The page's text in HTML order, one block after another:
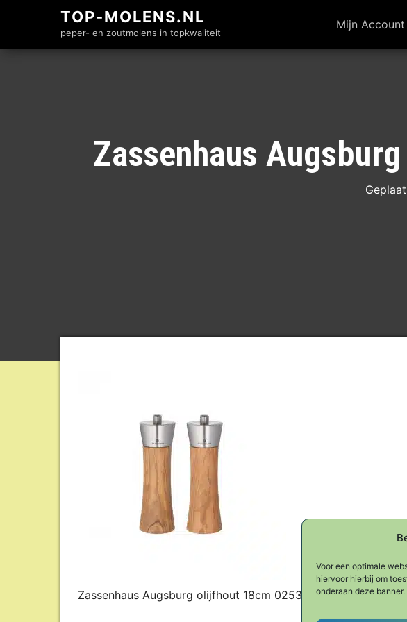
Voor een optimale
hiervoor hierbij om
onderaan deze
TOP-MOLENS.NL
peper- en zoutmolens in topkwaliteit
Mijn Account
Zassenhaus
Zassenhaus Augsburg olijfhout 18cm 025385-025392